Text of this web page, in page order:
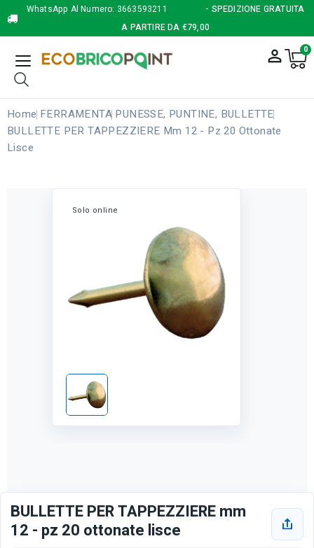
WhatsApp Al Numero: 3663593211
- SPEDIZIONE GRATUITA
A PARTIRE DA €79,00
person_outline 0
Home FERRAMENTA PUNESSE, PUNTINE, BULLETTE
BULLETTE PER TAPPEZZIERE Mm 12 - Pz 20 Ottonate
Lisce
Solo online
BULLETTE PER TAPPEZZIERE mm
12 - pz 20 ottonate lisce